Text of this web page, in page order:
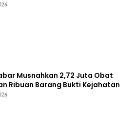
Musnahkan 2,72 Juta Obat
Ribuan Barang Bukti Kejahatan